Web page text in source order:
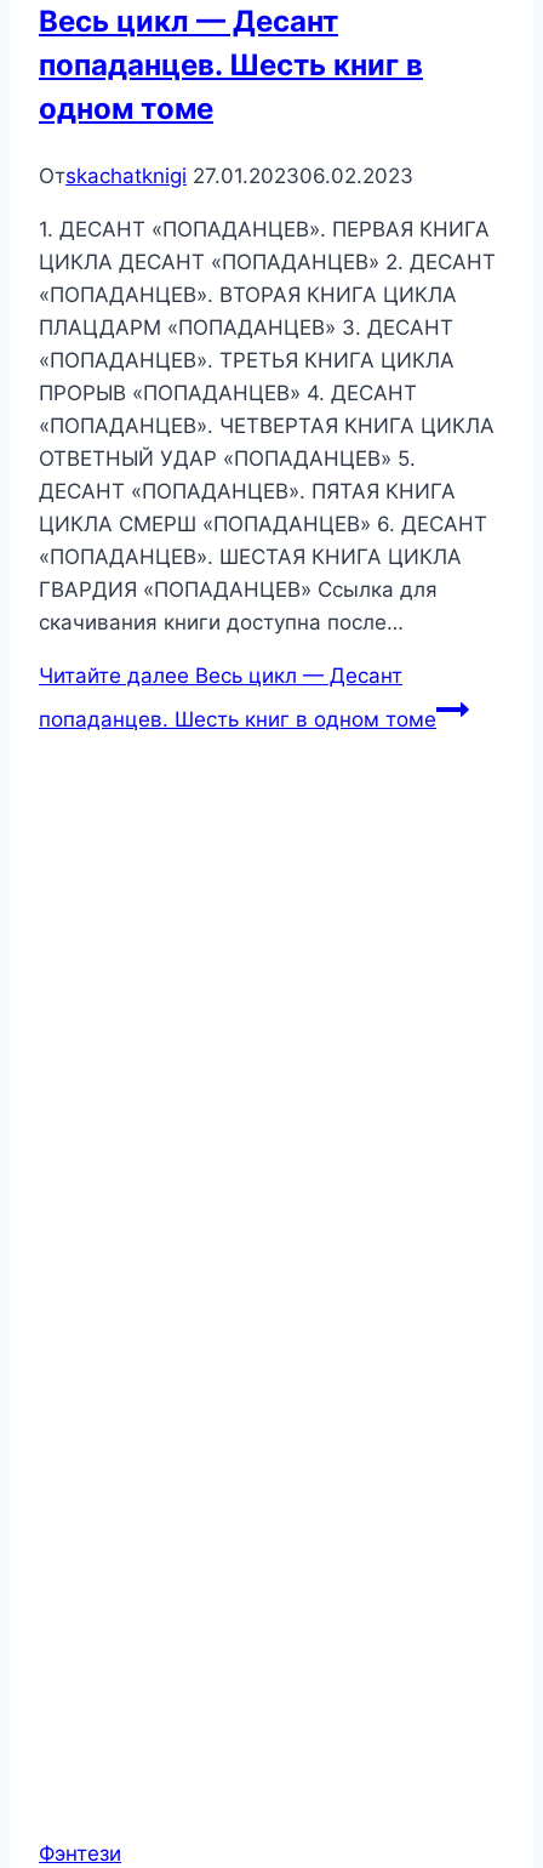
Весь цикл — Десант
попаданцев. Шесть книг в
одном томе
Отskachatknigi 27.01.202306.02.2023
1. ДЕСАНТ «ПОПАДАНЦЕВ». ПЕРВАЯ КНИГА
ЦИКЛА ДЕСАНТ «ПОПАДАНЦЕВ» 2. ДЕСАНТ
«ПОПАДАНЦЕВ». ВТОРАЯ КНИГА ЦИКЛА
ПЛАЦДАРМ «ПОПАДАНЦЕВ» 3. ДЕСАНТ
«ПОПАДАНЦЕВ». ТРЕТЬЯ КНИГА ЦИКЛА
ПРОРЫВ «ПОПАДАНЦЕВ» 4. ДЕСАНТ
«ПОПАДАНЦЕВ». ЧЕТВЕРТАЯ КНИГА ЦИКЛА
ОТВЕТНЫЙ УДАР «ПОПАДАНЦЕВ» 5.
ДЕСАНТ «ПОПАДАНЦЕВ». ПЯТАЯ КНИГА
ЦИКЛА СМЕРШ «ПОПАДАНЦЕВ» 6. ДЕСАНТ
«ПОПАДАНЦЕВ». ШЕСТАЯ КНИГА ЦИКЛА
ГВАРДИЯ «ПОПАДАНЦЕВ» Ссылка для
скачивания книги доступна после…
Читайте далее Весь цикл — Десант
попаданцев. Шесть книг в одном томе
Фэнтези